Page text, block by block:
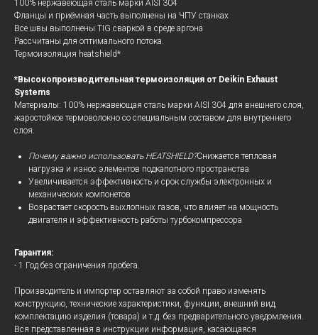
100% нержавеющая сталь марки AISI 304
Фланцы и приёмная часть выполнены на ЧПУ станках
Все швы выполнены TIG сваркой в среде аргона
Рассчитаны для оптимального потока.
Термоизоляция heatshield*
*Высокопроизводительная термоизоляция от Deikin Exhaust
Systems
Материалы: 100% нержавеющая сталь марки AISI 304 для внешнего слоя,
жаростойкое термоволокно со специальным составом для внутреннего
слоя.
Почему важно использовать HEATSHIELD?Снижается тепловая
нагрузка и износ элементов подкапотного пространства
Увеличивается эффективность и срок службы электронных и
механических компонетов
Возрастает скорость выхлопных газов, что влияет на мощность
двигателя и эффективность работы турбокомпрессора
Гарантия:
- 1 Год без ограничения пробега.
Производитель и импортер оставляют за собой право изменять
конструкцию, технические характеристики, функции, внешний вид,
комплектацию изделия (товара) и т.д. без предварительного уведомления.
Вся представленная в инструкции информация, касающаяся